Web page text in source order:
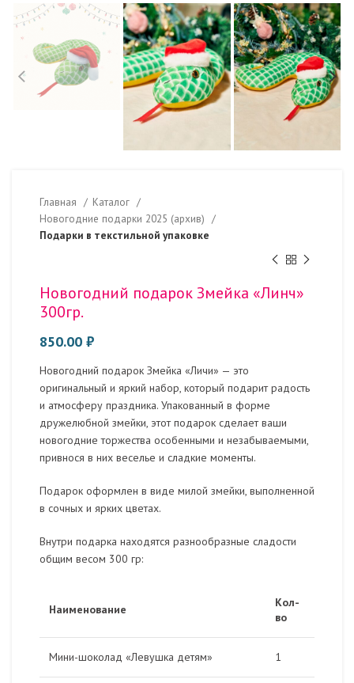
Главная
Каталог
Новогодние подарки 2025 (архив)
Подарки в текстильной упаковке
Новогодний подарок Змейка «Линч»
300гр.
850.00 ₽
Новогодний подарок Змейка «Личи» — это
оригинальный и яркий набор, который подарит радость
и атмосферу праздника. Упакованный в форме
дружелюбной змейки, этот подарок сделает ваши
новогодние торжества особенными и незабываемыми,
привнося в них веселье и сладкие моменты.
Подарок оформлен в виде милой змейки, выполненной
в сочных и ярких цветах.
Внутри подарка находятся разнообразные сладости
общим весом 300 гр:
Наименование
Кол-
во
Мини-шоколад «Левушка детям» 1